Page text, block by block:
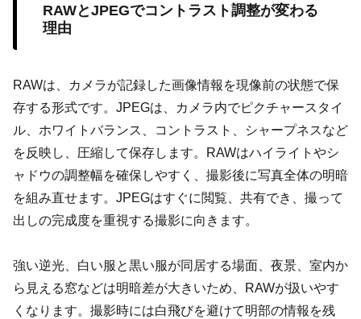
RAWとJPEGでコントラスト調整が変わる
理由
RAWは、カメラが記録した画像情報を現像前の状態で保
存する形式です。JPEGは、カメラ内でピクチャースタイ
ル、ホワイトバランス、コントラスト、シャープネスなど
を反映し、圧縮して保存します。RAWはハイライトやシ
ャドウの調整幅を確保しやすく、撮影後に写真全体の明暗
を組み直せます。JPEGはすぐに閲覧、共有でき、撮って
出しの完成度を重視する撮影に向きます。
強い逆光、白い服と黒い服が同居する場面、夜景、室内か
ら見える窓などは明暗差が大きいため、RAWが扱いやす
くなります。撮影時には白飛びを避けて明部の情報を残